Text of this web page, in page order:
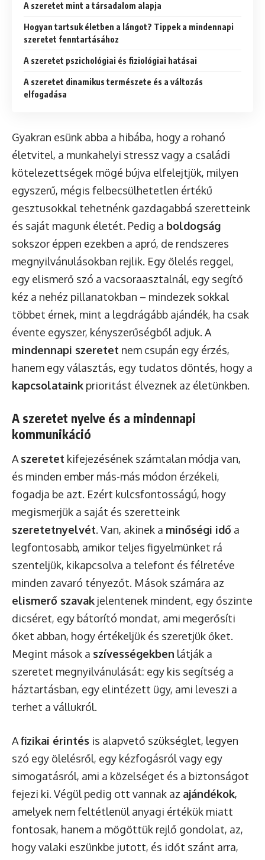
A szeretet mint a társadalom alapja
Hogyan tartsuk életben a lángot? Tippek a mindennapi
szeretet fenntartásához
A szeretet pszichológiai és fiziológiai hatásai
A szeretet dinamikus természete és a változás
elfogadása
Gyakran esünk abba a hibába, hogy a rohanó
életvitel, a munkahelyi stressz vagy a családi
kötelezettségek mögé bújva elfelejtjük, milyen
egyszerű, mégis felbecsülhetetlen értékű
gesztusokkal tehetnénk gazdagabbá szeretteink
és saját magunk életét. Pedig a boldogság
sokszor éppen ezekben a apró, de rendszeres
megnyilvánulásokban rejlik. Egy ölelés reggel,
egy elismerő szó a vacsoraasztalnál, egy segítő
kéz a nehéz pillanatokban – mindezek sokkal
többet érnek, mint a legdrágább ajándék, ha csak
évente egyszer, kényszerűségből adjuk. A
mindennapi szeretet nem csupán egy érzés,
hanem egy választás, egy tudatos döntés, hogy a
kapcsolataink prioritást élveznek az életünkben.
A szeretet nyelve és a mindennapi
kommunikáció
A szeretet kifejezésének számtalan módja van,
és minden ember más-más módon érzékeli,
fogadja be azt. Ezért kulcsfontosságú, hogy
megismerjük a saját és szeretteink
szeretetnyelvét. Van, akinek a minőségi idő a
legfontosabb, amikor teljes figyelmünket rá
szenteljük, kikapcsolva a telefont és félretéve
minden zavaró tényezőt. Mások számára az
elismerő szavak jelentenek mindent, egy őszinte
dicséret, egy bátorító mondat, ami megerősíti
őket abban, hogy értékeljük és szeretjük őket.
Megint mások a szívességekben látják a
szeretet megnyilvánulását: egy kis segítség a
háztartásban, egy elintézett ügy, ami leveszi a
terhet a vállukról.
Afizikai érintés is alapvető szükséglet, legyen
szó egy ölelésről, egy kézfogásról vagy egy
simogatásról, ami a közelséget és a biztonságot
fejezi ki. Végül pedig ott vannak az ajándékok,
amelyek nem feltétlenül anyagi értékük miatt
fontosak, hanem a mögöttük rejlő gondolat, az,
hogy valaki eszünkbe jutott, és időt szánt arra,